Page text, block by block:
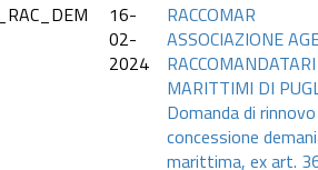
16-
02-
2024
RACCOMAR
ASSOCIAZIONE
RACCOMANDATARI
MARITTIMI DI
Domanda di rinnovo
concessione
marittima, ex art.